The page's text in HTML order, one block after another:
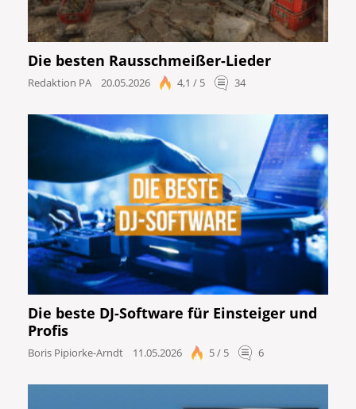
Die besten Rausschmeißer-Lieder
Redaktion PA 20.05.2026 4,1 / 5 34
Die beste DJ-Software für Einsteiger und
Profis
Boris Pipiorke-Arndt 11.05.2026 5 / 5 6